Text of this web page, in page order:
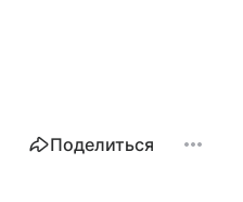
Поделиться